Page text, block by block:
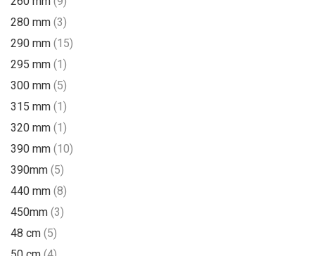
280 mm (3)
290 mm (15)
295 mm (1)
300 mm (5)
315 mm (1)
320 mm (1)
390 mm (10)
390mm (5)
440 mm (8)
450mm (3)
48 cm (5)